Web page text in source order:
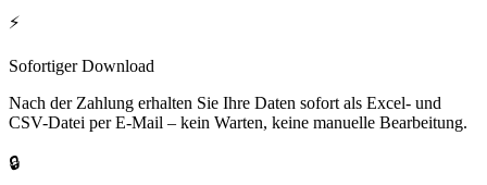
⚡
Sofortiger Download
Nach der Zahlung erhalten Sie Ihre Daten sofort als Excel- und
CSV-Datei per E-Mail – kein Warten, keine manuelle Bearbeitung.
🔒